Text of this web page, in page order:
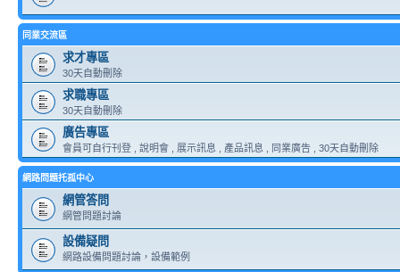
同業交流區
求才專區
30天自動刪除
求職專區
30天自動刪除
廣告專區
會員可自行刊登 , 說明會 , 展示訊息 , 產品訊息 , 同業廣告 , 30天自動刪除
網路問題托孤中心
網管答問
網管問題討論
設備疑問
網路設備問題討論，設備範例